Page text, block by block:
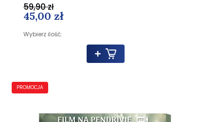
45,00 zł
Wybierz ilość:
59,90 zł
PROMOCJA